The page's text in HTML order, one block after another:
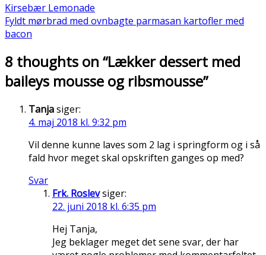
Kirsebær Lemonade
Fyldt mørbrad med ovnbagte parmasan kartofler med
bacon
8 thoughts on “Lækker dessert med
baileys mousse og ribsmousse”
Tanjasiger:
4. maj 2018 kl. 9:32 pm
Vil denne kunne laves som 2 lag i springform og i så
fald hvor meget skal opskriften ganges op med?
Svar
Frk. Roslevsiger:
22. juni 2018 kl. 6:35 pm
Hej Tanja,
Jeg beklager meget det sene svar, der har